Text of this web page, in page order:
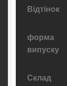
Відтінок
форма
випуску
Склад